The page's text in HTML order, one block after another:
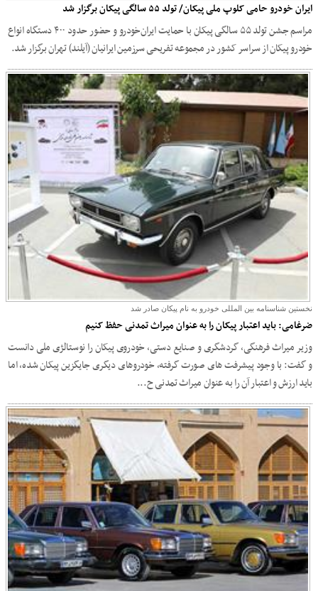
ایران خودرو حامی کلوپ ملی پیکان/ تولد ۵۵ سالگی پیکان برگزار شد
مراسم جشن تولد ۵۵ سالگی پیکان با حمایت ایران‌خودرو و حضور حدود ۴۰۰ دستگاه انواع
خودرو پیکان از سراسر کشور در مجموعه تفریحی سرزمین ایرانیان (آیلند) تهران برگزار شد.
نخستین شناسنامه بین المللی خودرو به نام پیکان صادر شد
ضرغامی: باید اعتبار پیکان را به عنوان میراث تمدنی حفظ کنیم
وزیر میراث فرهنگی، گردشگری و صنایع دستی، خودروی پیکان را نوستالژی‌ ملی دانست
و گفت: با وجود پیشرفت های صورت گرفته، خودروهای دیگری جایگزین پیکان شده، اما
باید ارزش و اعتبار آن را به عنوان میراث تمدنی ح...